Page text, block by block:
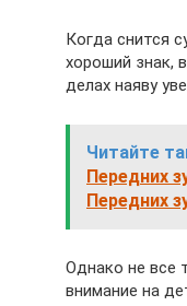
Когда снится
хороший знак,
делах наяву
Читайте
Передних
Передних
Однако не все
внимание на